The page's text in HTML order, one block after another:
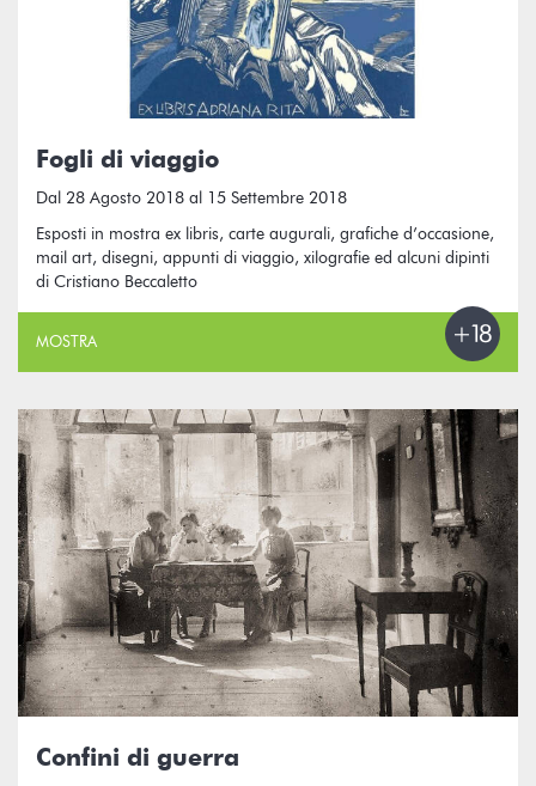
Fogli di viaggio
Dal 28 Agosto 2018 al 15 Settembre 2018
Esposti in mostra ex libris, carte augurali, grafiche d’occasione,
mail art, disegni, appunti di viaggio, xilografie ed alcuni dipinti
di Cristiano Beccaletto
MOSTRA
Confini di guerra